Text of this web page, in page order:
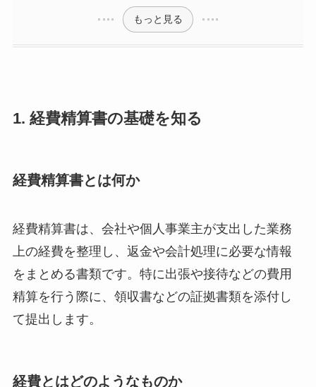
もっと見る
1. 経費精算書の基礎を知る
経費精算書とは何か
経費精算書は、会社や個人事業主が支出した業務
上の経費を整理し、返金や会計処理に必要な情報
をまとめる書類です。特に出張や接待などの費用
精算を行う際に、領収書などの証拠書類を添付し
て提出します。
経費とはどのようなものか